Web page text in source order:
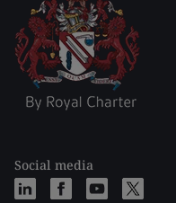
Social media